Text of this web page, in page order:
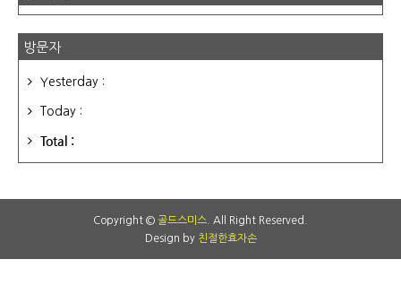
방문자
Yesterday :
Today :
Total :
Copyright © 골드스미스 . All Right Reserved.
Design by 친절한효자손